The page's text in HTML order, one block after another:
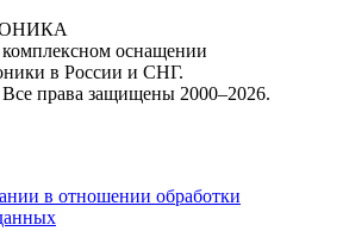
оснащении
в России и СНГ.
права защищены 2000–2026.
в отношении обработки